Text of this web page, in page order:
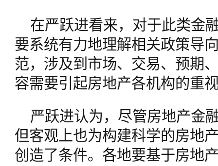
在严跃进看来，对于此类金
要系统有力地理解相关政策导
范，涉及到市场、交易、预期
容需要引起房地产各机构的重
严跃进认为，尽管房地产金
但客观上也为构建科学的房地
创造了条件。各地要基于房地